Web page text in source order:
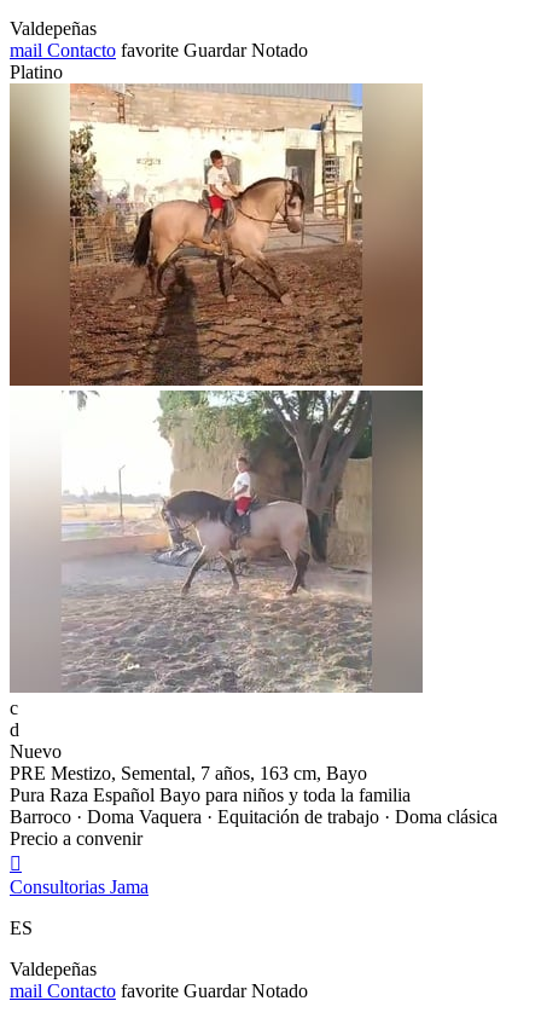
Valdepeñas
mail Contacto favorite Guardar Notado
Platino
c
d
Nuevo
PRE Mestizo, Semental, 7 años, 163 cm, Bayo
Pura Raza Español Bayo para niños y toda la familia
Barroco · Doma Vaquera · Equitación de trabajo · Doma clásica
Precio a convenir

Consultorias Jama
ES
Valdepeñas
mail Contacto favorite Guardar Notado